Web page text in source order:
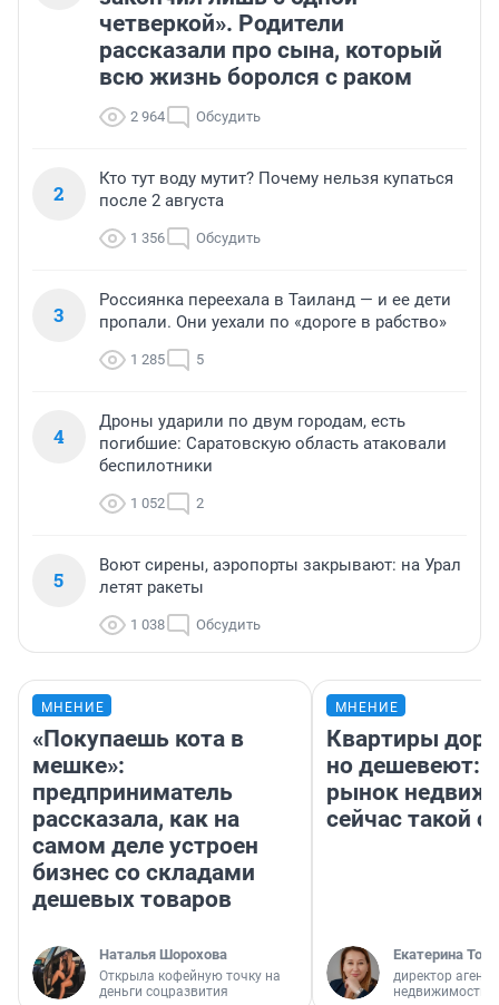
четверкой». Родители
рассказали про сына, который
всю жизнь боролся с раком
2 964 Обсудить
2
Кто тут воду мутит? Почему нельзя купаться
после 2 августа
1 356 Обсудить
3
Россиянка переехала в Таиланд — и ее дети
пропали. Они уехали по «дороге в рабство»
1 285 5
4
Дроны ударили по двум городам, есть
погибшие: Саратовскую область атаковали
беспилотники
1 052 2
5
Воют сирены, аэропорты закрывают: на Урал
летят ракеты
1 038 Обсудить
МНЕНИЕ
«Покупаешь кота в
мешке»:
предприниматель
рассказала, как на
самом деле устроен
бизнес со складами
дешевых товаров
Наталья Шорохова
Открыла кофейную точку на
деньги соцразвития
МНЕНИЕ
Квартиры
но дешевеют:
рынок
сейчас такой
Екатерина
директор
недвижимости